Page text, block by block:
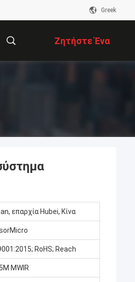
Greek
Ζητήστε Ένα
Απόσπασμα
επαρχία Hubei, Κίνα
RoHS; Reach
MWIR